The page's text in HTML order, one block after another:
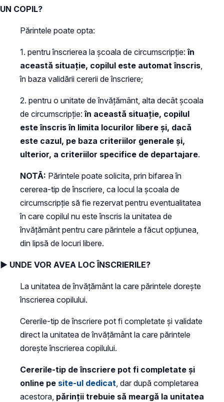
UN COPIL?
Părintele poate opta:
1. pentru înscrierea la şcoala de circumscripţie: în
această situaţie, copilul este automat înscris
în baza validării cererii de înscriere;
2. pentru o unitate de învăţământ, alta decât şcoala
de circumscripţie:în această situaţie, copilul
este înscris în limita locurilor libere şi, dacă
este cazul, pe baza criteriilor generale şi,
ulterior, a criteriilor specifice de departajare.
NOTĂ: Părintele poate solicita, prin bifarea în
cererea-tip de înscriere, ca locul la şcoala de
circumscripţie să fie rezervat pentru eventualitatea
în care copilul nu este înscris la unitatea de
învăţământ pentru care părintele a făcut opţiunea,
din lipsă de locuri libere.
► UNDE VOR AVEA LOC ÎNSCRIERILE?
La unitatea de învăţământ la care părintele doreşte
înscrierea copilului.
Cererile-tip de înscriere pot fi completate şi validate
direct la unitatea de învăţământ la care părintele
doreşte înscrierea copilului.
Cererile-tip de înscriere pot fi completate şi
online pe site-ul dedicat , dar după completarea
acestora, părinții trebuie să meargă la unitatea